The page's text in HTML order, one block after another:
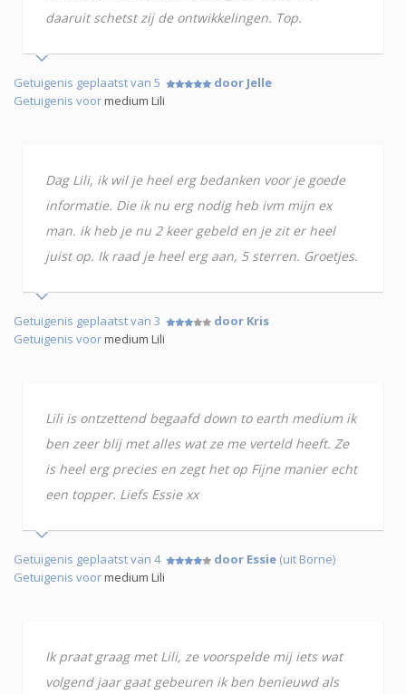
daaruit schetst zij de ontwikkelingen. Top.
Getuigenis geplaatst van 5
door Jelle
Getuigenis voormedium Lili
Dag Lili, ik wil je heel erg bedanken voor je goede
informatie. Die ik nu erg nodig heb ivm mijn ex
man. ik heb je nu 2 keer gebeld en je zit er heel
juist op. Ik raad je heel erg aan, 5 sterren. Groetjes.
Getuigenis geplaatst van 3
door Kris
Getuigenis voormedium Lili
Lili is ontzettend begaafd down to earth medium ik
ben zeer blij met alles wat ze me verteld heeft. Ze
is heel erg precies en zegt het op Fijne manier echt
een topper. Liefs Essie xx
Getuigenis geplaatst van 4 door Essie (uit Borne)
Getuigenis voormedium Lili
Ik praat graag met Lili, ze voorspelde mij iets wat
volgend jaar gaat gebeuren ik ben benieuwd als